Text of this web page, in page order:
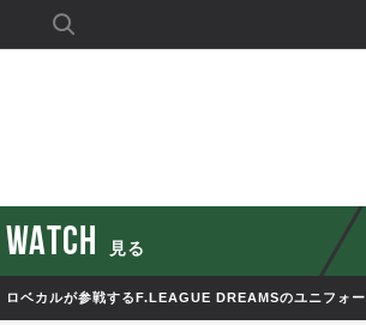
WATCH 見る
ロベカルが参戦するF.LEAGUE DREAMSのユニフォ